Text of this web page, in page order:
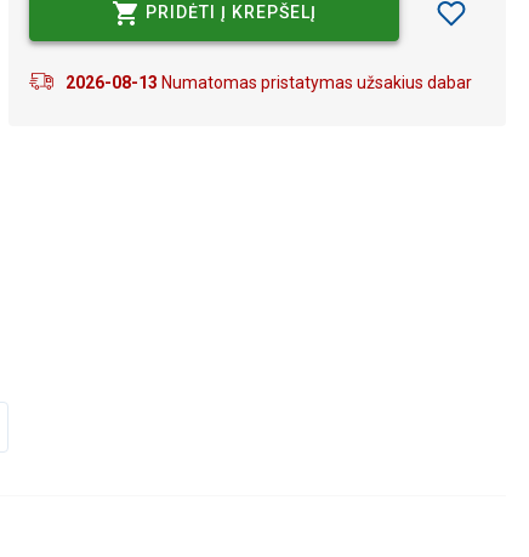
PRIDĖTI Į KREPŠELĮ
2026-08-13 Numatomas pristatymas užsakius dabar